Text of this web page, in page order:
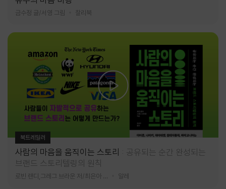
금수정 글/서영 그림 찰리북
북트레일러
사람의 마음을 움직이는 스토리
공유되는 순간 완성되는
브랜드 스토리텔링의 원칙
알레